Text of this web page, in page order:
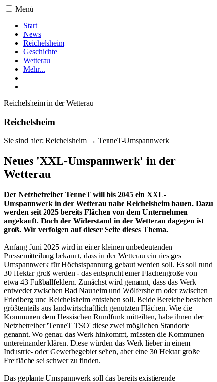
Menü
Start
News
Reichelsheim
Geschichte
Wetterau
Mehr...
Reichelsheim in der Wetterau
Reichelsheim
Sie sind hier: Reichelsheim → TenneT-Umspannwerk
Neues 'XXL-Umspannwerk' in der
Wetterau
Der Netzbetreiber TenneT will bis 2045 ein XXL-
Umspannwerk in der Wetterau nahe Reichelsheim bauen. Dazu
werden seit 2025 bereits Flächen von dem Unternehmen
angekauft. Doch der Widerstand in der Wetterau dagegen ist
groß. Wir verfolgen auf dieser Seite dieses Thema.
Anfang Juni 2025 wird in einer kleinen unbedeutenden
Pressemitteilung bekannt, dass in der Wetterau ein riesiges
Umspannwerk für Höchstspannung gebaut werden soll. Es soll rund
30 Hektar groß werden - das entspricht einer Flächengröße von
etwa 43 Fußballfeldern. Zunächst wird genannt, dass das Werk
entweder zwischen Bad Nauheim und Wölfersheim oder zwischen
Friedberg und Reichelsheim entstehen soll. Beide Bereiche bestehen
größtenteils aus landwirtschaftlich genutzten Flächen. Wie die
Kommunen dem Hessischen Rundfunk mitteilten, habe ihnen der
Netzbetreiber 'TenneT TSO' diese zwei möglichen Standorte
genannt. Wo genau das Werk hinkommt, müssten die Kommunen
untereinander klären. Diese würden das Werk lieber in einem
Industrie- oder Gewerbegebiet sehen, aber eine 30 Hektar große
Freifläche sei schwer zu finden.
Das geplante Umspannwerk soll das bereits existierende